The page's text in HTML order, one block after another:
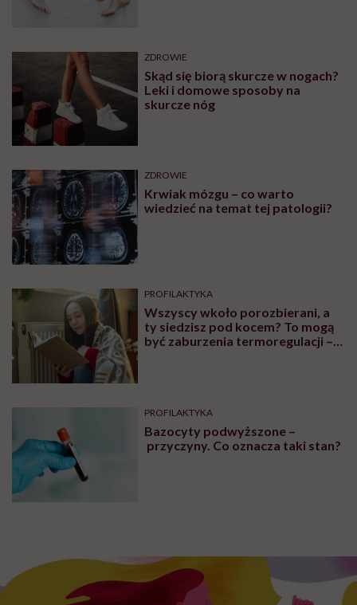
ZDROWIE
Skąd się biorą skurcze w nogach?
Leki i domowe sposoby na
skurcze nóg
ZDROWIE
Krwiak mózgu – co warto
wiedzieć na temat tej patologii?
PROFILAKTYKA
Wszyscy wkoło porozbierani, a
ty siedzisz pod kocem? To mogą
być zaburzenia termoregulacji –
PROFILAKTYKA
Bazocyty podwyższone –
przyczyny. Co oznacza taki stan?